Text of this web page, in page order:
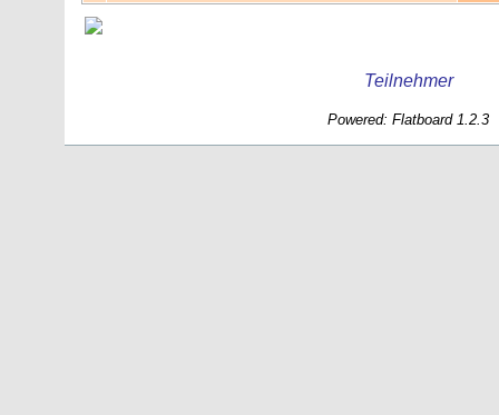
Teilnehmer
Powered: Flatboard 1.2.3